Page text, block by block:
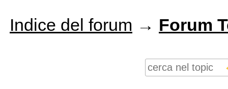
Indice del forum → Forum